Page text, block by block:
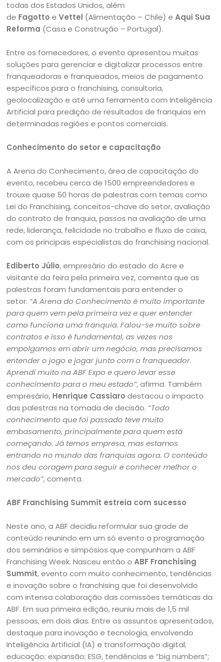
todas dos Estados Unidos, além
de Fagotto eVettel (Alimentação – Chile) eAqui Sua
Reforma (Casa e Construção – Portugal).
Entre os fornecedores, o evento apresentou muitas
soluções para gerenciar e digitalizar processos entre
franqueadoras e franqueados, meios de pagamento
específicos para o franchising, consultoria,
geolocalização e até uma ferramenta com Inteligência
Artificial para predição de resultados de franquias em
determinadas regiões e pontos comerciais.
Conhecimento do setor e capacitação
A Arena do Conhecimento, área de capacitação do
evento, recebeu cerca de 1500 empreendedores e
trouxe quase 50 horas de palestras com temas como
Lei do Franchising, conceitos-chave do setor, avaliação
do contrato de franquia, passos na avaliação de uma
rede, liderança, felicidade no trabalho e fluxo de caixa,
com os principais especialistas do franchising nacional.
Ediberto Júlio, empresário do estado do Acre e
visitante da feira pela primeira vez, comenta que as
palestras foram fundamentais para entender o
setor. “A Arena do Conhecimento é muito importante
para quem vem pela primeira vez e quer entender
como funciona uma franquia. Falou-se muito sobre
contratos e isso é fundamental, as vezes nos
empolgamos em abrir um negócio, mas precisamos
entender o jogo e jogar junto com o franqueador.
Aprendi muito na ABF Expo e quero levar esse
conhecimento para o meu estado”, afirma. Também
empresário, Henrique Cassiaro destacou o impacto
das palestras na tomada de decisão. “Todo
conhecimento que foi passado teve muito
embasamento, principalmente para quem está
começando. Já temos empresa, mas estamos
entrando no mundo das franquias agora. O conteúdo
nos deu coragem para seguir e conhecer melhor o
mercado”, comenta.
ABF Franchising Summit estreia com sucesso
Neste ano, a ABF decidiu reformular sua grade de
conteúdo reunindo em um só evento a programação
dos seminários e simpósios que compunham a ABF
Franchising Week. Nasceu então oABF Franchising
Summit, evento com muito conhecimento, tendências
e inovação sobre o franchising que foi desenvolvido
com intensa colaboração das comissões temáticas da
ABF. Em sua primeira edição, reuniu mais de 1,5 mil
pessoas, em dois dias. Entre os assuntos apresentados,
destaque para inovação e tecnologia, envolvendo
Inteligência Artificial (IA) e transformação digital;
educação; expansão; ESG, tendências e “big numbers”;